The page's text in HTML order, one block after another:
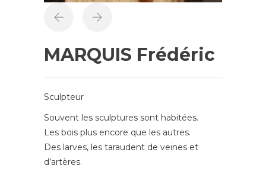
MARQUIS Frédéric
Sculpteur
Souvent les sculptures sont habitées.
Les bois plus encore que les autres.
Des larves, les taraudent de veines et
d’artères.